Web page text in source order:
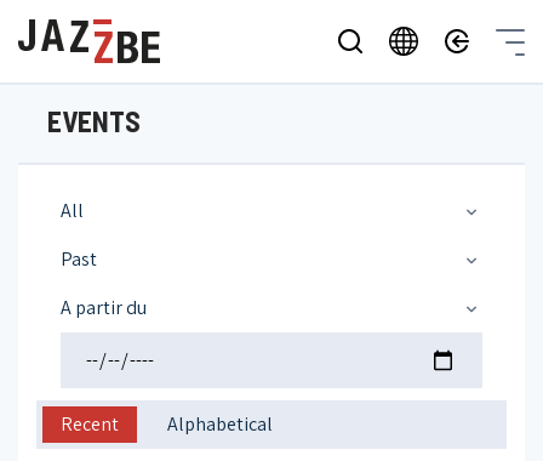
EVENTS
All
Past
A partir du
Recent Alphabetical